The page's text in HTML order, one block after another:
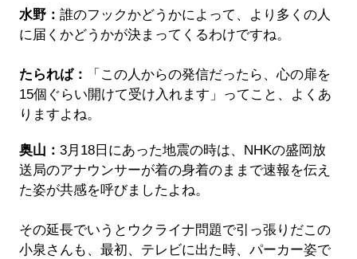
水野： 誰のフックかどうかによって、より多くの人
に届くかどうかが決まってくるわけですね。
たられば：
「この人からの発信だったら、心の扉を
15個ぐらい開けて受け入れます」ってこと、よくあ
りますよね。
奥山： 3月18日にあった地震の時は、NHKの盛岡放
送局のアナウンサーが着の身着のままで速報を伝え
た姿が共感を呼びましたよね。
その延長でいうとウクライナ問題で引っ張りだこの
小泉さんも、最初、テレビに出た時、パーカー姿で